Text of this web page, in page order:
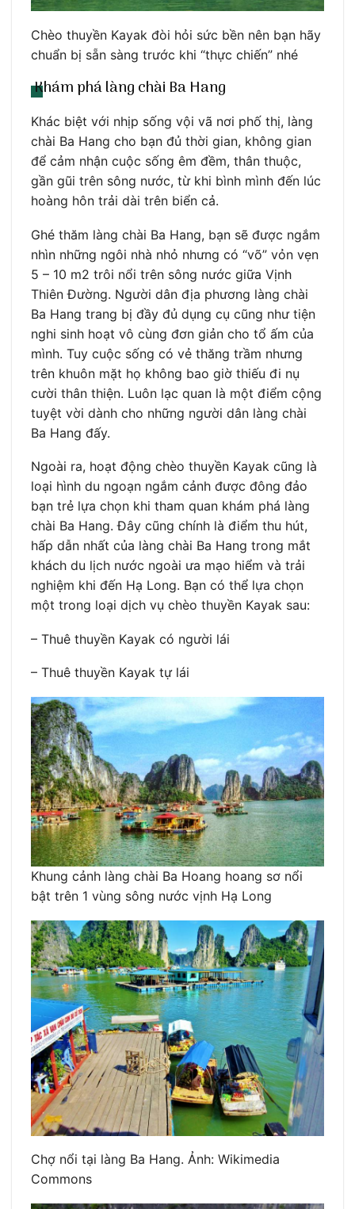
Chèo thuyền Kayak đòi hỏi sức bền nên bạn hãy
chuẩn bị sẵn sàng trước khi “thực chiến” nhé
Khám phá làng chài Ba Hang
Khác biệt với nhịp sống vội vã nơi phố thị, làng
chài Ba Hang cho bạn đủ thời gian, không gian
để cảm nhận cuộc sống êm đềm, thân thuộc,
gần gũi trên sông nước, từ khi bình mình đến lúc
hoàng hôn trải dài trên biển cả.
Ghé thăm làng chài Ba Hang, bạn sẽ được ngắm
nhìn những ngôi nhà nhỏ nhưng có “võ” vỏn vẹn
5 – 10 m2 trôi nổi trên sông nước giữa Vịnh
Thiên Đường. Người dân địa phương làng chài
Ba Hang trang bị đầy đủ dụng cụ cũng như tiện
nghi sinh hoạt vô cùng đơn giản cho tổ ấm của
mình. Tuy cuộc sống có vẻ thăng trầm nhưng
trên khuôn mặt họ không bao giờ thiếu đi nụ
cười thân thiện. Luôn lạc quan là một điểm cộng
tuyệt vời dành cho những người dân làng chài
Ba Hang đấy.
Ngoài ra, hoạt động chèo thuyền Kayak cũng là
loại hình du ngoạn ngắm cảnh được đông đảo
bạn trẻ lựa chọn khi tham quan khám phá làng
chài Ba Hang. Đây cũng chính là điểm thu hút,
hấp dẫn nhất của làng chài Ba Hang trong mắt
khách du lịch nước ngoài ưa mạo hiểm và trải
nghiệm khi đến Hạ Long. Bạn có thể lựa chọn
một trong loại dịch vụ chèo thuyền Kayak sau:
– Thuê thuyền Kayak có người lái
– Thuê thuyền Kayak tự lái
Khung cảnh làng chài Ba Hoang hoang sơ nổi
bật trên 1 vùng sông nước vịnh Hạ Long
Chợ nổi tại làng Ba Hang. Ảnh: Wikimedia
Commons